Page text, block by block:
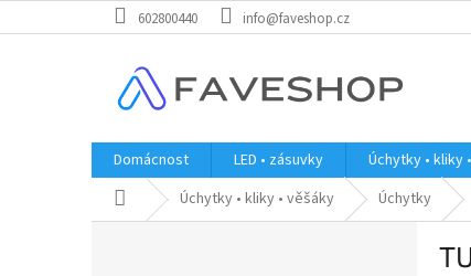
na
602800440 info@faveshop.cz
Domácnost LED • zásuvky Úchytky • kliky
Domů Úchytky • kliky • věšáky Úchytky